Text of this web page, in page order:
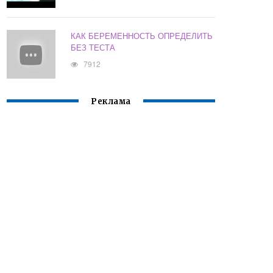
КАК БЕРЕМЕННОСТЬ ОПРЕДЕЛИТЬ
БЕЗ ТЕСТА
7912
Реклама